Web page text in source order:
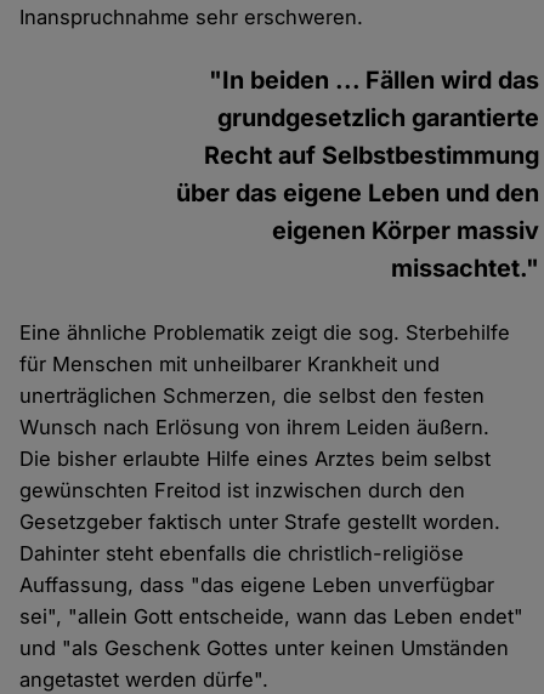
Inanspruchnahme sehr erschweren.
"In beiden ... Fällen wird das
grundgesetzlich garantierte
Recht auf Selbstbestimmung
über das eigene Leben und den
eigenen Körper massiv
missachtet."
Eine ähnliche Problematik zeigt die sog. Sterbehilfe
für Menschen mit unheilbarer Krankheit und
unerträglichen Schmerzen, die selbst den festen
Wunsch nach Erlösung von ihrem Leiden äußern.
Die bisher erlaubte Hilfe eines Arztes beim selbst
gewünschten Freitod ist inzwischen durch den
Gesetzgeber faktisch unter Strafe gestellt worden.
Dahinter steht ebenfalls die christlich-religiöse
Auffassung, dass "das eigene Leben unverfügbar
sei", "allein Gott entscheide, wann das Leben endet"
und "als Geschenk Gottes unter keinen Umständen
angetastet werden dürfe".